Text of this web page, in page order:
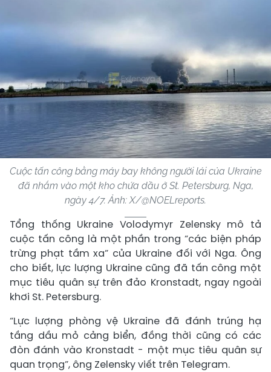
Cuộc tấn công bằng máy bay không người lái của Ukraine
đã nhắm vào một kho chứa dầu ở St. Petersburg, Nga,
ngày 4/7. Ảnh: X/@NOELreports.
Tổng thống Ukraine Volodymyr Zelensky mô tả
cuộc tấn công là một phần trong “các biện pháp
trừng phạt tầm xa” của Ukraine đối với Nga. Ông
cho biết, lực lượng Ukraine cũng đã tấn công một
mục tiêu quân sự trên đảo Kronstadt, ngay ngoài
khơi St. Petersburg.
“Lực lượng phòng vệ Ukraine đã đánh trúng hạ
tầng dầu mỏ cảng biển, đồng thời cũng có các
đòn đánh vào Kronstadt - một mục tiêu quân sự
quan trọng”, ông Zelensky viết trên Telegram.